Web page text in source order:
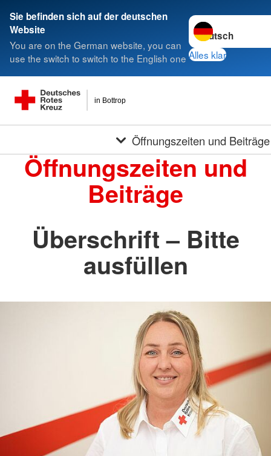
Sie befinden sich auf der deutschen
Website
You are on the German website, you can
use the switch to switch to the English one
Sprache wechseln
Alles klar
in Bottrop
Öffnungszeiten und Beiträge
Öffnungszeiten und
Beiträge
Überschrift – Bitte
ausfüllen